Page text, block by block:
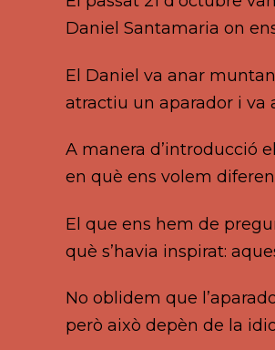
Daniel Santamaria on
El Daniel va anar
atractiu un aparador i va
A manera d’introducció
en què ens volem
El que ens hem de
què s’havia inspirat:
No oblidem que
però això depèn de la